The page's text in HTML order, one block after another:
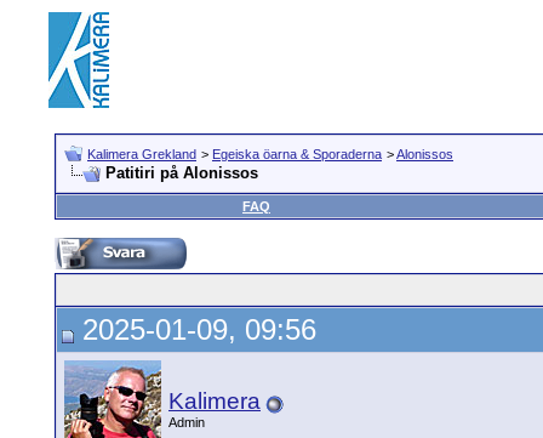
Kalimera Grekland > Egeiska öarna & Sporaderna >Alonissos
Patitiri på Alonissos
FAQ
2025-01-09, 09:56
Kalimera
Admin